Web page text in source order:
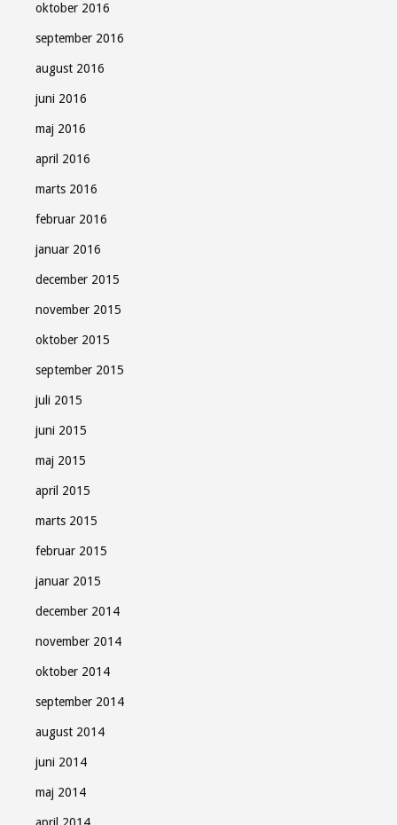
oktober 2016
september 2016
august 2016
juni 2016
maj 2016
april 2016
marts 2016
februar 2016
januar 2016
december 2015
november 2015
oktober 2015
september 2015
juli 2015
juni 2015
maj 2015
april 2015
marts 2015
februar 2015
januar 2015
december 2014
november 2014
oktober 2014
september 2014
august 2014
juni 2014
maj 2014